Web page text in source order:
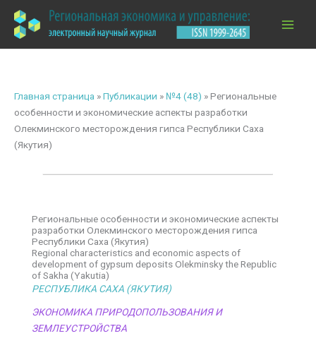
содержимому
Главная страница »Публикации » №4 (48) »Региональные
особенности и экономические аспекты разработки
Олекминского месторождения гипса Республики Саха
(Якутия)
Региональные особенности и экономические аспекты
разработки Олекминского месторождения гипса
Республики Саха (Якутия)
Regional characteristics and economic aspects of
development of gypsum deposits Olekminsky the Republic
of Sakha (Yakutia)
РЕСПУБЛИКА САХА (ЯКУТИЯ)
ЭКОНОМИКА ПРИРОДОПОЛЬЗОВАНИЯ И
ЗЕМЛЕУСТРОЙСТВА